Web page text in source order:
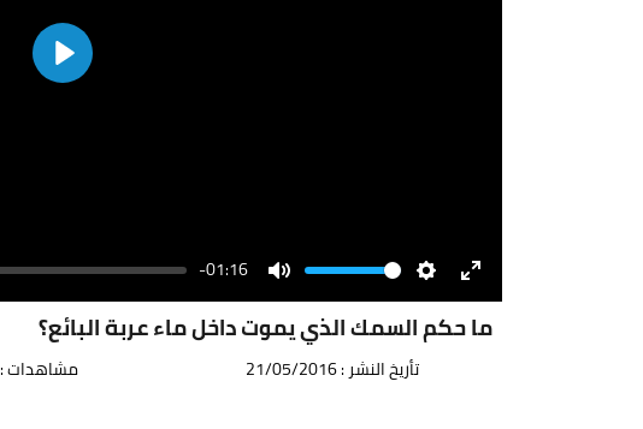
Play
-01:16
Mute
Volume
SettingsEnter
fullscreenما حكم السمك الذي يموت داخل ماء عربة البائع؟
تأريخ النشر : 21/05/2016 مشاهدات : 769